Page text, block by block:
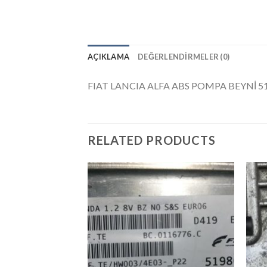
AÇIKLAMA DEĞERLENDIRMELER (0)
FIAT LANCIA ALFA ABS POMPA BEYNİ
RELATED PRODUCTS
İstek
Listeme